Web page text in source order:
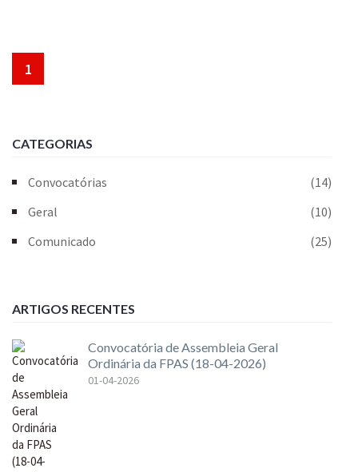
1
CATEGORIAS
Convocatórias
(14)
Geral
(10)
Comunicado
(25)
ARTIGOS RECENTES
Convocatória de Assembleia Geral
Ordinária da FPAS (18-04-2026)
01-04-2026